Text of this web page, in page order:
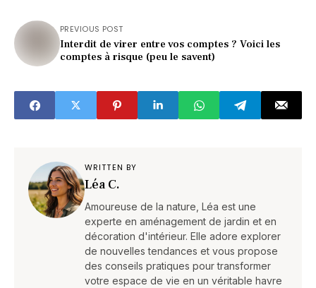
PREVIOUS POST
Interdit de virer entre vos comptes ? Voici les
comptes à risque (peu le savent)
WRITTEN BY
Léa C.
Amoureuse de la nature, Léa est une
experte en aménagement de jardin et en
décoration d'intérieur. Elle adore explorer
de nouvelles tendances et vous propose
des conseils pratiques pour transformer
votre espace de vie en un véritable havre